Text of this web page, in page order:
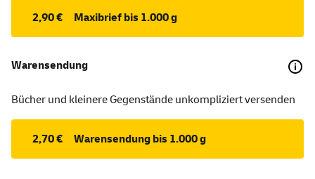
2,90 € Maxibrief bis 1.000 g
Warensendung
Bücher und kleinere Gegenstände unkompliziert versenden
2,70 € Warensendung bis 1.000 g